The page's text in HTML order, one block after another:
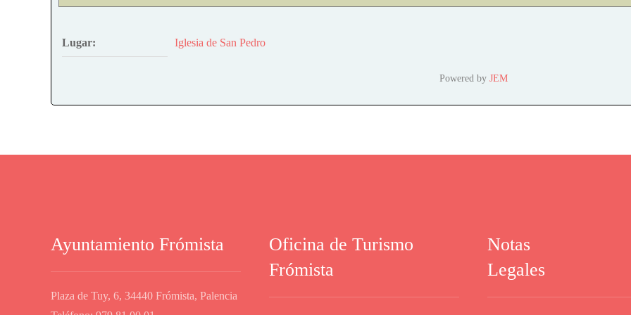
Lugar: Iglesia de San Pedro
Powered by JEM
Ayuntamiento Frómista
Plaza de Tuy, 6, 34440 Frómista, Palencia
Oficina de Turismo
Frómista
Notas
Legales